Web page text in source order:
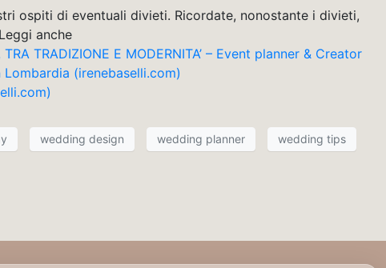
ospiti di eventuali divieti. Ricordate, nonostante i divieti,
veloce. Leggi anche
TRADIZIONE E MODERNITA’ – Event planner & Creator
Lombardia (irenebaselli.com)
wedding design wedding planner wedding tips